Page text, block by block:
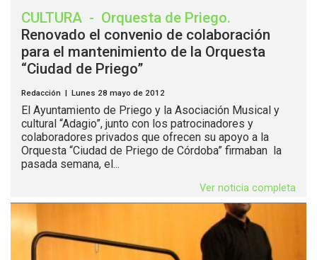
CULTURA - Orquesta de Priego.
Renovado el convenio de colaboración
para el mantenimiento de la Orquesta
“Ciudad de Priego”
Redacción | Lunes 28 mayo de 2012
El Ayuntamiento de Priego y la Asociación Musical y
cultural “Adagio”, junto con los patrocinadores y
colaboradores privados que ofrecen su apoyo a la
Orquesta “Ciudad de Priego de Córdoba” firmaban la
pasada semana, el...
Ver noticia completa